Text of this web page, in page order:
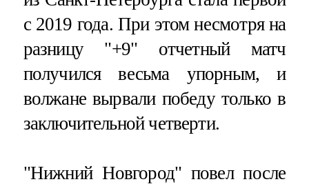
с 2019 года. При этом несмотря на
разницу "+9" отчетный матч
получился весьма упорным, и
волжане вырвали победу только в
заключительной четверти.
"Нижний Новгород" повел после